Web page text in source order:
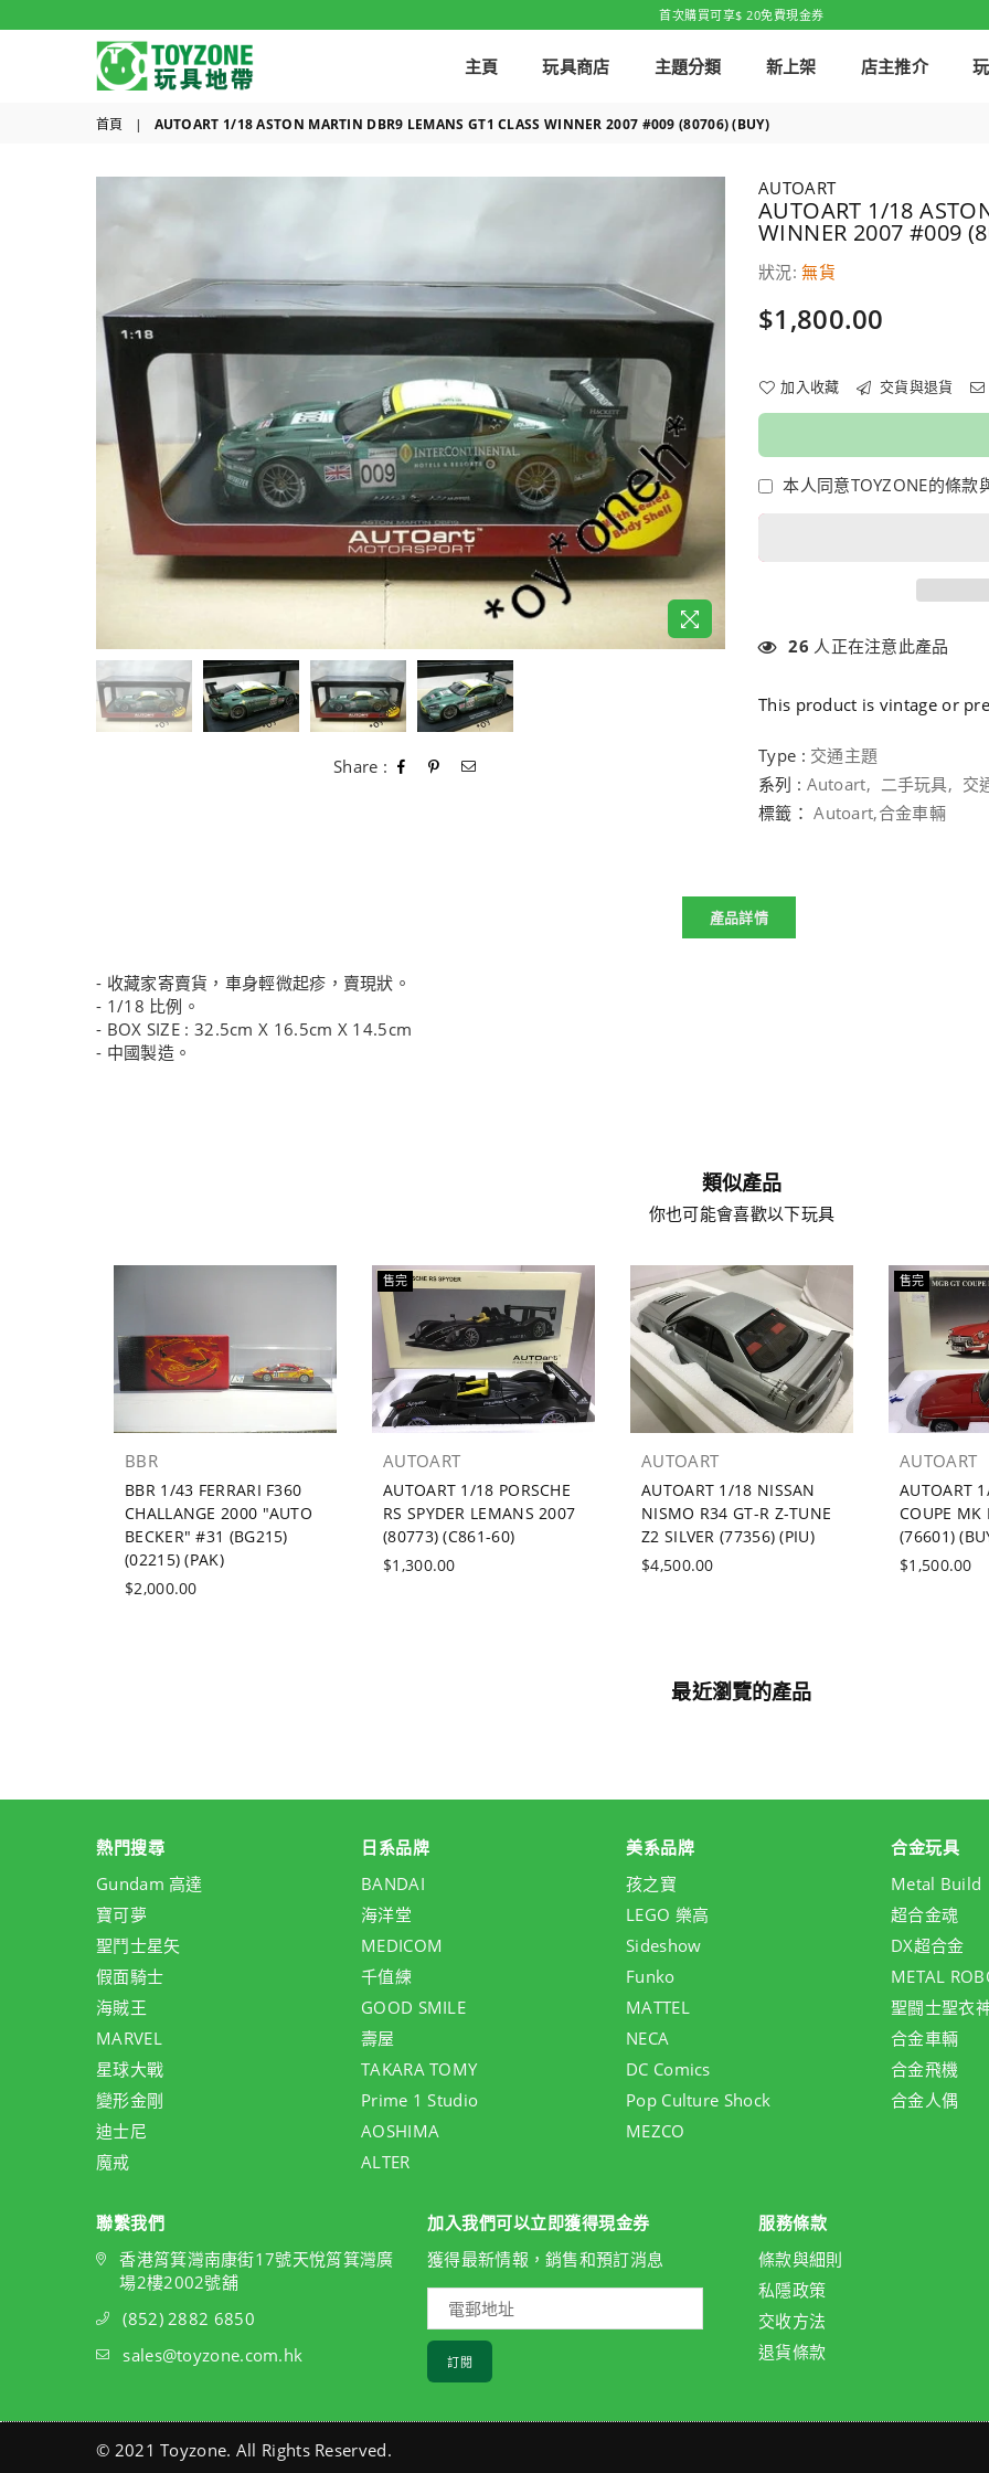
首次購買可享$ 20免費現金券
TOYZONE
主頁 玩具商店 主題分類 新上架 店主推介
首頁 | AUTOART 1/18 ASTON MARTIN DBR9 LEMANS GT1 CLASS WINNER 2007 #009 (80706) (BUY)
Share :
AUTOART
AUTOART 1/18
WINNER 2007 #009
狀況:無貨
價
$1,800.00
加入收藏 交貨與退貨
本人同意TOYZONE的條款
26 人正在注意此產品
This product is vintage or
Type : 交通主題
系列 : Autoart, 二手玩具, 交
標籤：Autoart,合金車輛
產品詳情
- 收藏家寄賣貨，車身輕微起疹，賣現狀。
- 1/18 比例。
- BOX SIZE : 32.5cm X 16.5cm X 14.5cm
- 中國製造。
類似產品
你也可能會喜歡以下玩具
BBR
BBR 1/43 FERRARI F360
CHALLANGE 2000 "AUTO
BECKER" #31 (BG215)
(02215) (PAK)
價
$2,000.00
售完
AUTOART
AUTOART 1/18 PORSCHE
RS SPYDER LEMANS 2007
(80773) (C861-60)
價
$1,300.00
AUTOART
AUTOART 1/18 NISSAN
NISMO R34 GT-R Z-TUNE
Z2 SILVER (77356) (PIU)
價
$4,500.00
售完
AUTOART
AUTOART
COUPE MK
(76601)
價
$1,500.00
最近瀏覽的產品
熱門搜尋
Gundam 高達
寶可夢
聖鬥士星矢
假面騎士
海賊王
MARVEL
星球大戰
變形金剛
迪士尼
魔戒
日系品牌
BANDAI
海洋堂
MEDICOM
千值練
GOOD SMILE
壽屋
TAKARA TOMY
Prime 1 Studio
AOSHIMA
ALTER
美系品牌
孩之寶
LEGO 樂高
Sideshow
Funko
MATTEL
NECA
DC Comics
Pop Culture Shock
MEZCO
合金玩具
Metal Build
超合金魂
DX超合金
METAL
聖闘士聖衣
合金車輛
合金飛機
合金人偶
聯繫我們
香港筲箕灣南康街17號天悅筲箕灣廣
場2樓2002號舖
(852) 2882 6850
sales@toyzone.com.hk
加入我們可以立即獲得現金券
獲得最新情報，銷售和預訂消息
訂閱
服務條款
條款與細則
私隱政策
交收方法
退貨條款
© 2021 Toyzone. All Rights Reserved.